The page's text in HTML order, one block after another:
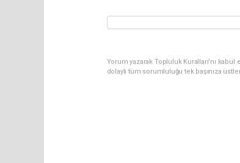
Yorum yazarak Topluluk Kuralları’nı
dolaylı tüm sorumluluğu tek başınıza